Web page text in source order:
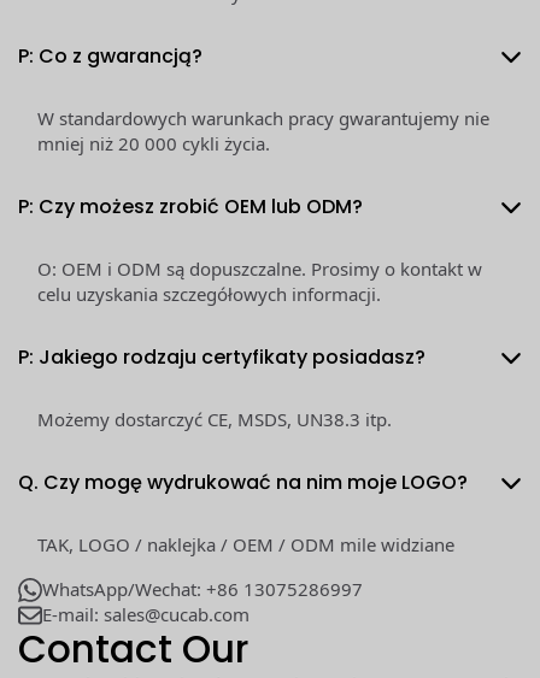
P: Co z gwarancją?
W standardowych warunkach pracy gwarantujemy nie
mniej niż 20 000 cykli życia.
P: Czy możesz zrobić OEM lub ODM?
O: OEM i ODM są dopuszczalne. Prosimy o kontakt w
celu uzyskania szczegółowych informacji.
P: Jakiego rodzaju certyfikaty posiadasz?
Możemy dostarczyć CE, MSDS, UN38.3 itp.
Q. Czy mogę wydrukować na nim moje LOGO?
TAK, LOGO / naklejka / OEM / ODM mile widziane
WhatsApp/Wechat: +86 13075286997
E-mail: sales@cucab.com
Contact Our